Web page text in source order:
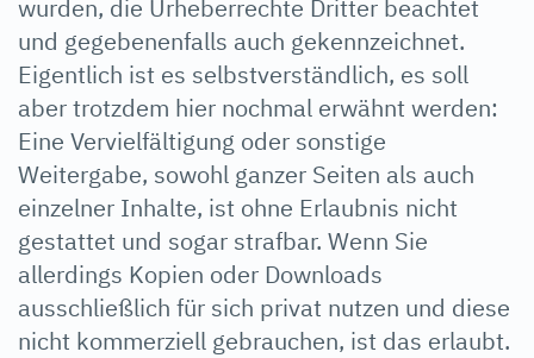
wurden, die Urheberrechte Dritter beachtet
und gegebenenfalls auch gekennzeichnet.
Eigentlich ist es selbstverständlich, es soll
aber trotzdem hier nochmal erwähnt werden:
Eine Vervielfältigung oder sonstige
Weitergabe, sowohl ganzer Seiten als auch
einzelner Inhalte, ist ohne Erlaubnis nicht
gestattet und sogar strafbar. Wenn Sie
allerdings Kopien oder Downloads
ausschließlich für sich privat nutzen und diese
nicht kommerziell gebrauchen, ist das erlaubt.